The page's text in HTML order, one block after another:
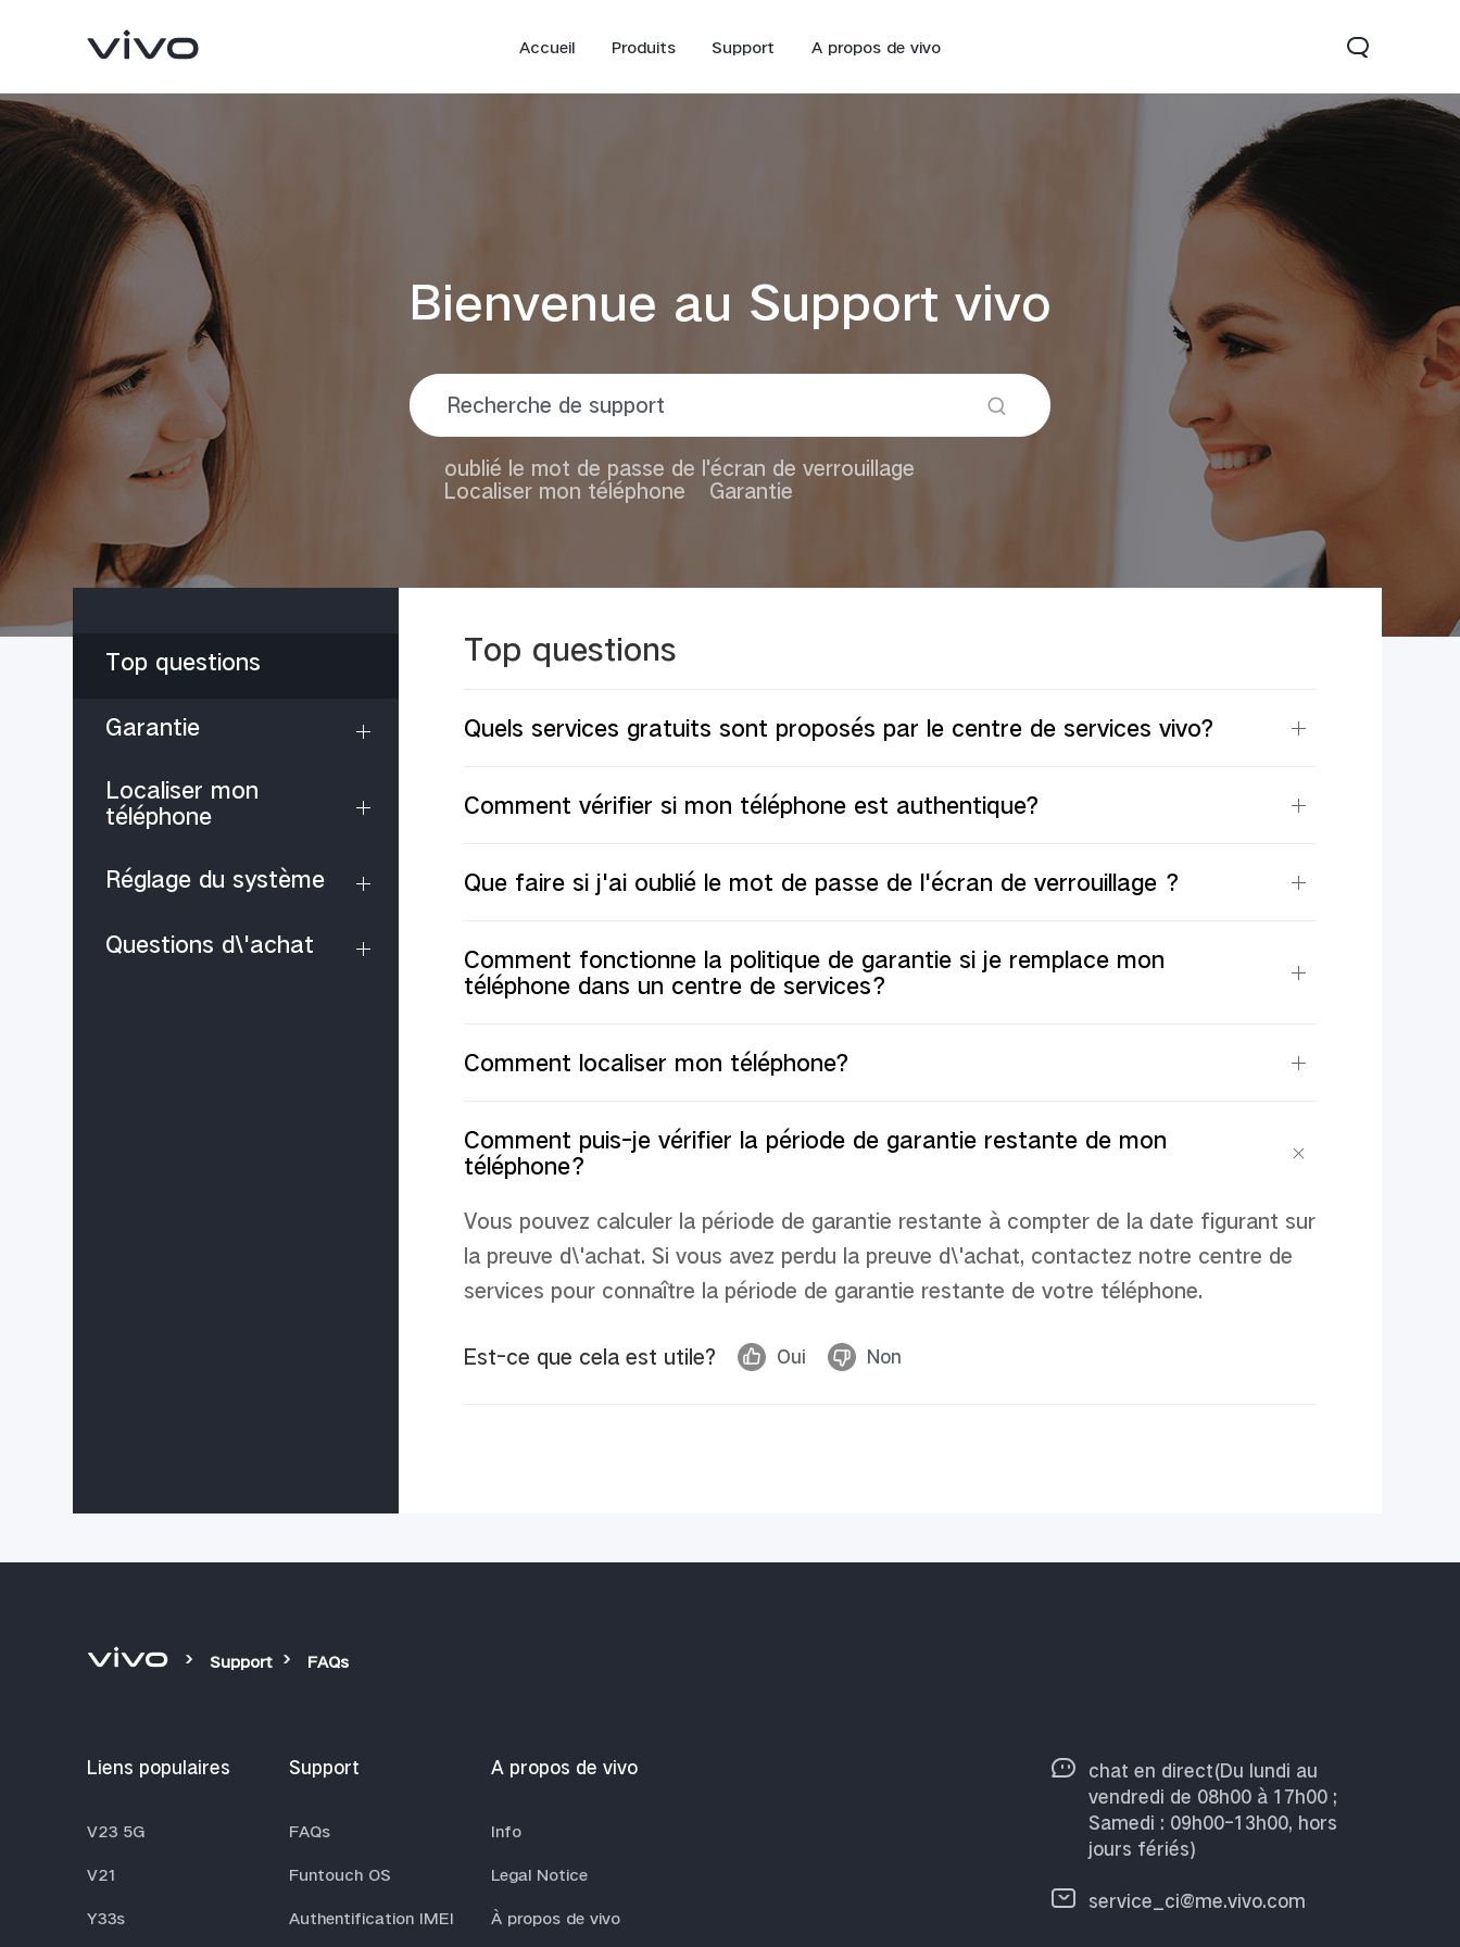
Accueil Produits Support A propos de vivo
V23 5G nouveau Y1s
Bienvenue au Support vivo
oublié le mot de passe de l'écran de verrouillage
Localiser mon téléphone
Garantie
Top questions
Garantie
Localiser mon
téléphone
Réglage du système
Questions d\'achat
Top questions
Quels services gratuits sont proposés par le centre de services vivo?
Comment vérifier si mon téléphone est authentique?
Que faire si j'ai oublié le mot de passe de l'écran de verrouillage ？
Comment fonctionne la politique de garantie si je remplace mon
téléphone dans un centre de services？
Comment localiser mon téléphone?
Comment puis-je vérifier la période de garantie restante de mon
téléphone？
Vous pouvez calculer la période de garantie restante à compter de la date figurant sur
la preuve d\'achat. Si vous avez perdu la preuve d\'achat, contactez notre centre de
services pour connaître la période de garantie restante de votre téléphone.
Est-ce que cela est utile? Oui Non
Support FAQs
Liens populaires
V23 5G
V21
Y33s
Support
FAQs
Funtouch OS
Authentification IMEI
A propos de vivo
Info
Legal Notice
À propos de vivo
chat en direct(Du lundi au
vendredi de 08h00 à 17h00 ;
Samedi : 09h00-13h00, hors
jours fériés)
service_ci@me.vivo.com